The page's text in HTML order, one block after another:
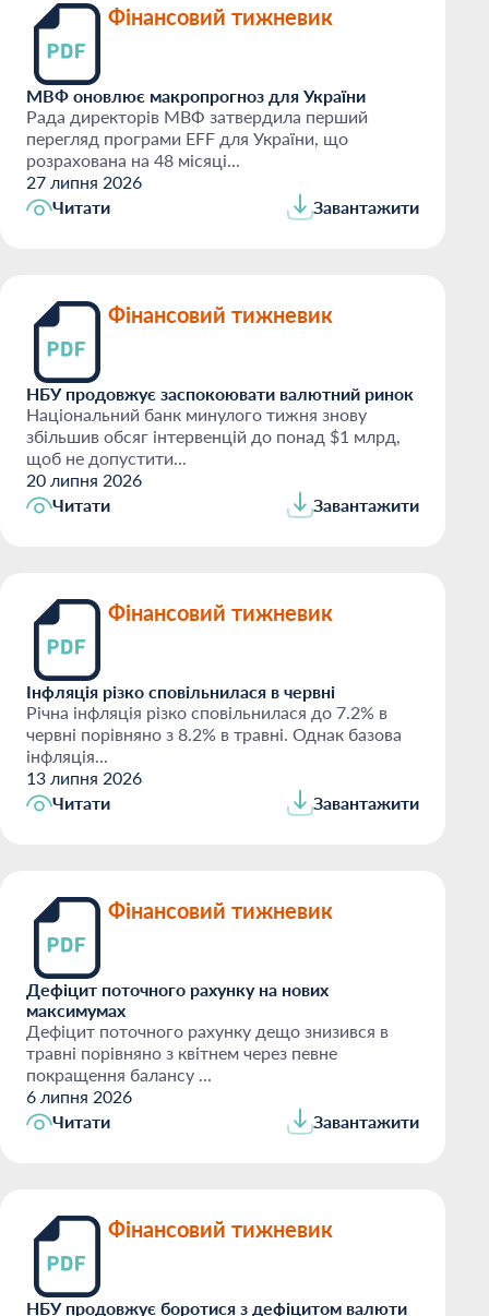
Фінансовий тижневик
МВФ оновлює макропрогноз для України
Рада директорів МВФ затвердила перший
перегляд програми EFF для України, що
розрахована на 48 місяці...
27 липня 2026
Читати
Завантажити
Фінансовий тижневик
НБУ продовжує заспокоювати валютний ринок
Національний банк минулого тижня знову
збільшив обсяг інтервенцій до понад $1 млрд,
щоб не допустити...
20 липня 2026
Читати
Завантажити
Фінансовий тижневик
Інфляція різко сповільнилася в червні
Річна інфляція різко сповільнилася до 7.2% в
червні порівняно з 8.2% в травні. Однак базова
інфляція...
13 липня 2026
Читати
Завантажити
Фінансовий тижневик
Дефіцит поточного рахунку на нових
максимумах
Дефіцит поточного рахунку дещо знизився в
травні порівняно з квітнем через певне
покращення балансу ...
6 липня 2026
Читати
Завантажити
Фінансовий тижневик
НБУ продовжує боротися з дефіцитом валюти